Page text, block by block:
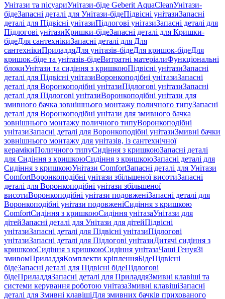
Унітази та пісуариУнітази-біде Geberit AquaCleanУнітази-
бідеЗапасні деталі для Унітази-бідеПідвісні унітазиЗапасні
деталі для Підвісні унітазиПідлогові унітазиЗапасні деталі для
Підлогові унітазиКришки-бідеЗапасні деталі для Кришки-
бідеДля сантехнікиЗапасні деталі для Для
сантехнікиПриладдяДля унітазів-бідеДля кришок-бідеДля
кришок-біде та унітазів-бідеВитратні матеріалиФункціональні
блокиУнітази та сидіння з кришкоюПідвісні унітазиЗапасні
деталі для Підвісні унітазиВоронкоподібні унітазиЗапасні
деталі для Воронкоподібні унітазиПідлогові унітазиЗапасні
деталі для Підлогові унітазиВоронкоподібні унітази для
змивного бачка зовнішнього монтажу поличного типуЗапасні
деталі для Воронкоподібні унітази для змивного бачка
зовнішнього монтажу поличного типуВоронкоподібні
унітазиЗапасні деталі для Воронкоподібні унітазиЗмивні бачки
зовнішнього монтажу для унітазів, із сантехнічної
керамікиПоличного типуСидіння з кришкоюЗапасні деталі
для Сидіння з кришкоюСидіння з кришкоюЗапасні деталі для
Сидіння з кришкоюУнітази ComfortЗапасні деталі для Унітази
ComfortВоронкоподібні унітази збільшеної висотиЗапасні
деталі для Воронкоподібні унітази збільшеної
висотиВоронкоподібні унітази подовженіЗапасні деталі для
Воронкоподібні унітази подовженіСидіння з кришкою
ComfortСидіння з кришкоюСидіння унітазаУнітази для
дітейЗапасні деталі для Унітази для дітейПідвісні
унітазиЗапасні деталі для Підвісні унітазиПідлогові
унітазиЗапасні деталі для Підлогові унітазиДитячі сидіння з
кришкоюСидіння з кришкоюСидіння унітазаЧаші ГенуяЗі
змивомПриладдяКомплекти кріпленняБідеПідвісні
бідеЗапасні деталі для Підвісні бідеПідлогові
бідеПриладдяЗапасні деталі для ПриладдяЗмивні клавіші та
системи керування роботою унітазаЗмивні клавішіЗапасні
деталі для Змивні клавішіДля змивних бачків прихованого